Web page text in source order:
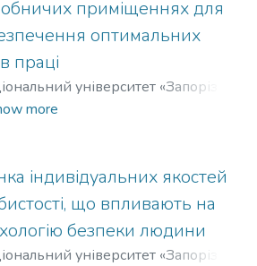
приміщеннях для
оптимальних
праці
університет «Запорізька
,
Олена Леонідівна
more
індивідуальних якостей
що впливають на
безпеки людини
університет «Запорізька